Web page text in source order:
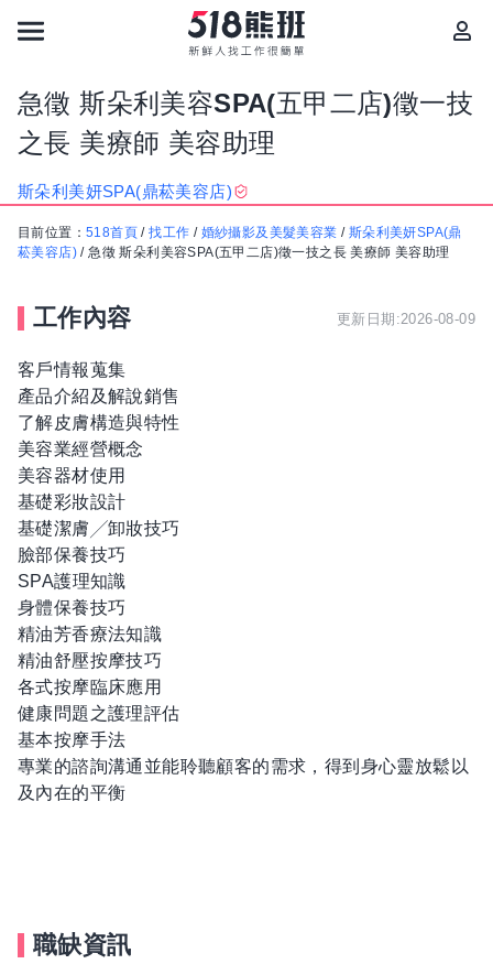
急徵 斯朵利美容SPA(五甲二店)徵一技
之長 美療師 美容助理
斯朵利美妍SPA(鼎菘美容店)
目前位置： 518首頁 /找工作 / 婚紗攝影及美髮美容業 / 斯朵利美妍SPA(鼎
菘美容店) /急徵 斯朵利美容SPA(五甲二店)徵一技之長 美療師 美容助理
工作內容 更新日期:2026-08-09
客戶情報蒐集
產品介紹及解說銷售
了解皮膚構造與特性
美容業經營概念
美容器材使用
基礎彩妝設計
基礎潔膚╱卸妝技巧
臉部保養技巧
SPA護理知識
身體保養技巧
精油芳香療法知識
精油舒壓按摩技巧
各式按摩臨床應用
健康問題之護理評估
基本按摩手法
專業的諮詢溝通並能聆聽顧客的需求，得到身心靈放鬆以
及內在的平衡
職缺資訊